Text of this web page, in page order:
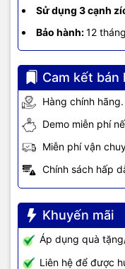
Sử dụng 3 cạnh
Bảo hành:12 tháng
Cam kết bán
Hàng chính
Demo miễn phí
Miễn phí vận
Chính sách hấp
Khuyến mãi
Áp dụng quà
Liên hệ để được